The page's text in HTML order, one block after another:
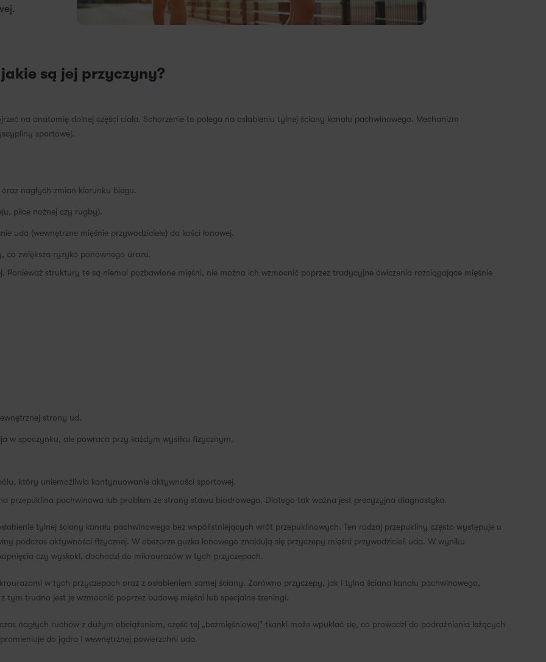
są jej przyczyny?
na anatomię dolnej części ciała. Schorzenie to polega na osłabieniu tylnej ściany kanału pachwinowego. Mechanizm
sportowej.
nagłych zmian kierunku biegu.
piłce nożnej czy rugby).
uda (wewnętrzne mięśnie przywodziciele) do kości łonowej.
co zwiększa ryzyko ponownego urazu.
Ponieważ struktury te są niemal pozbawione mięśni, nie można ich wzmocnić poprzez tradycyjne ćwiczenia rozciągające mięśnie
strony ud.
w spoczynku, ale powraca przy każdym wysiłku fizycznym.
który uniemożliwia kontynuowanie aktywności sportowej.
przepuklina pachwinowa lub problem ze strony stawu biodrowego. Dlatego tak ważna jest precyzyjna diagnostyka.
tylnej ściany kanału pachwinowego bez współistniejących wrót przepuklinowych. Ten rodzaj przepukliny często występuje u
podczas aktywności fizycznej. W obszarze guzka łonowego znajdują się przyczepy mięśni przywodzicieli uda. W wyniku
czy wyskoki, dochodzi do mikrourazów w tych przyczepach.
w tych przyczepach oraz z osłabieniem samej ściany. Zarówno przyczepy, jak i tylna ściana kanału pachwinowego,
z tym trudno jest je wzmocnić poprzez budowę mięśni lub specjalne treningi.
nagłych ruchów z dużym obciążeniem, część tej „bezmięśniowej” tkanki może wpuklać się, co prowadzi do podrażnienia leżących
do jądra i wewnętrznej powierzchni uda.